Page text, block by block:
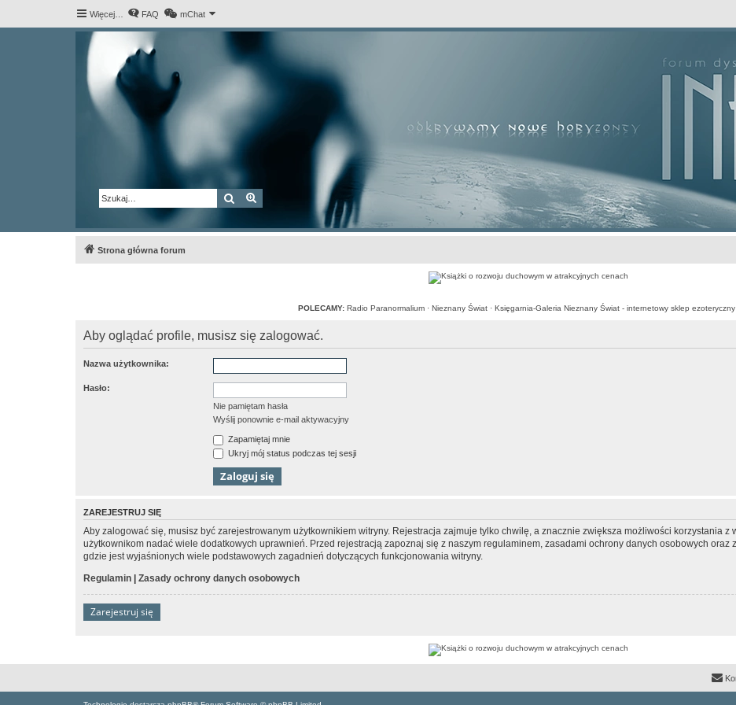
Więcej… FAQ mChat
Szukaj Wyszukiwanie zaawansowane
Strona główna forum
POLECAMY: Radio Paranormalium· Nieznany Świat· Księgarnia-Galeria Nieznany Świat - internetowy sklep
Aby oglądać profile, musisz się zalogować.
Nazwa użytkownika:
Hasło:
Nie pamiętam hasła
Wyślij ponownie e-mail aktywacyjny
Zapamiętaj mnie
Ukryj mój status podczas tej sesji
ZAREJESTRUJ SIĘ
Aby zalogować się, musisz być zarejestrowanym użytkownikiem witryny. Rejestracja zajmuje tylko chwilę, a znacznie zwiększa możliwości korzystania z
użytkownikom nadać wiele dodatkowych uprawnień. Przed rejestracją zapoznaj się z naszym regulaminem, zasadami ochrony danych osobowych oraz
gdzie jest wyjaśnionych wiele podstawowych zagadnień dotyczących funkcjonowania witryny.
Regulamin | Zasady ochrony danych osobowych
Zarejestruj się